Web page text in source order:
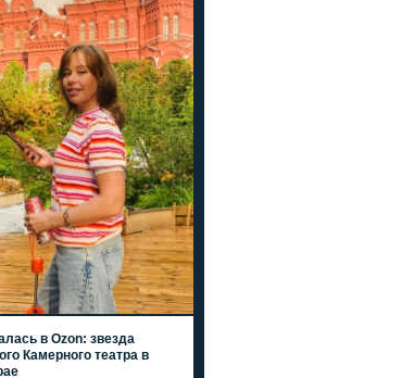
в Ozon: звезда
Камерного театра в